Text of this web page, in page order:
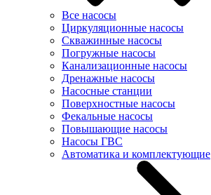
Все насосы
Циркуляционные насосы
Скважинные насосы
Погружные насосы
Канализационные насосы
Дренажные насосы
Насосные станции
Поверхностные насосы
Фекальные насосы
Повышающие насосы
Насосы ГВС
Автоматика и комплектующие